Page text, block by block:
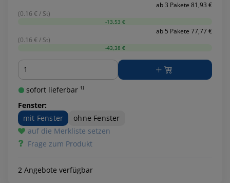
ab 3 Pakete 81,93 €
(0.16 € / St)
-13,53 €
ab 5 Pakete 77,77 €
(0.16 € / St)
-43,38 €
Menge
sofort lieferbar ¹⁾
Fenster:
mit Fenster
ohne Fenster
auf die Merkliste setzen
Frage zum Produkt
2 Angebote verfügbar